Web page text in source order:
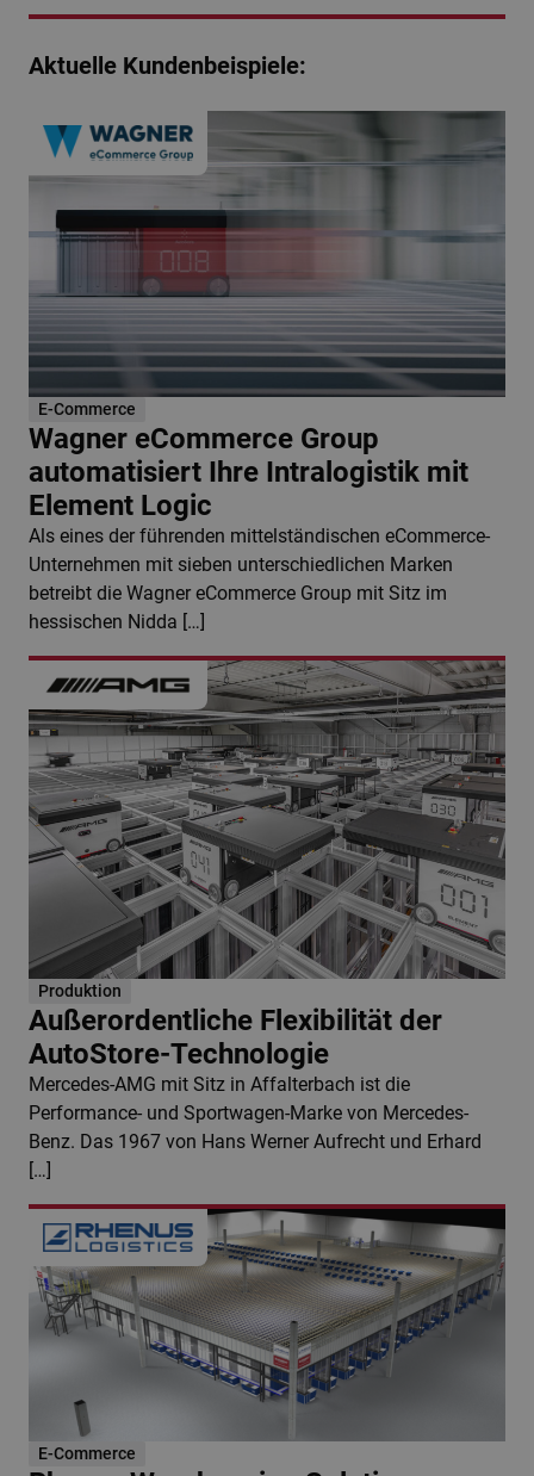
Aktuelle Kundenbeispiele:
E-Commerce
Wagner eCommerce Group
automatisiert Ihre Intralogistik mit
Element Logic
Als eines der führenden mittelständischen eCommerce-
Unternehmen mit sieben unterschiedlichen Marken
betreibt die Wagner eCommerce Group mit Sitz im
hessischen Nidda […]
Produktion
Außerordentliche Flexibilität der
AutoStore-Technologie
Mercedes-AMG mit Sitz in Affalterbach ist die
Performance- und Sportwagen-Marke von Mercedes-
Benz. Das 1967 von Hans Werner Aufrecht und Erhard
[…]
E-Commerce